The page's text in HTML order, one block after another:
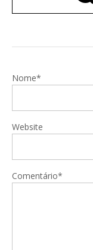
Nome*
Website
Comentário*